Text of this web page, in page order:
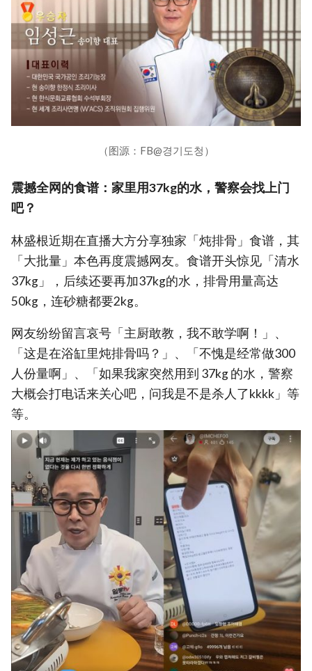
（图源：FB@경기도청）
震撼全网的食谱：家里用37kg的水，警察会找上门
吧？
林盛根近期在直播大方分享独家「炖排骨」食谱，其
「大批量」本色再度震撼网友。食谱开头惊见「清水
37kg」，后续还要再加37kg的水，排骨用量高达
50kg，连砂糖都要2kg。
网友纷纷留言哀号「主厨敢教，我不敢学啊！」、
「这是在浴缸里炖排骨吗？」、「不愧是经常做300
人份量啊」、「如果我家突然用到 37kg 的水，警察
大概会打电话来关心吧，问我是不是杀人了kkkk」等
等。